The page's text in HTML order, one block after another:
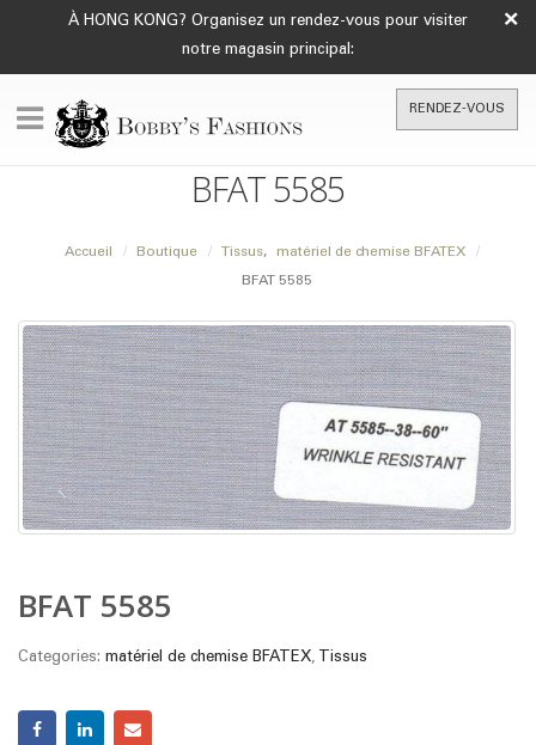
À HONG KONG? Organisez un rendez-vous pour visiter
notre magasin principal:
×
RENDEZ-VOUS
BFAT 5585
Accueil Boutique Tissus, matériel de chemise BFATEX
BFAT 5585
BFAT 5585
Categories: matériel de chemise BFATEX, Tissus